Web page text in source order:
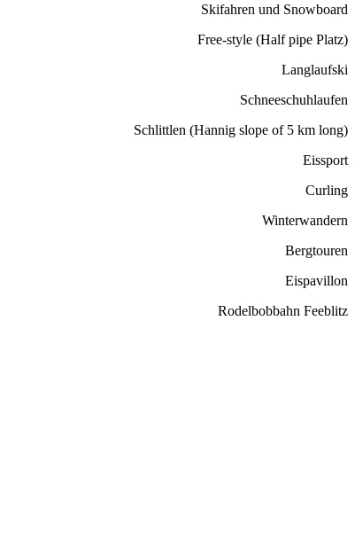
Skifahren und Snowboard
Free-style (Half pipe Platz)
Langlaufski
Schneeschuhlaufen
Schlittlen (Hannig slope of 5 km long)
Eissport
Curling
Winterwandern
Bergtouren
Eispavillon
Rodelbobbahn Feeblitz